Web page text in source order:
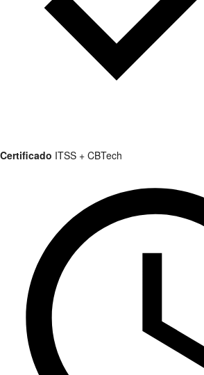
Certificado ITSS + CBTech